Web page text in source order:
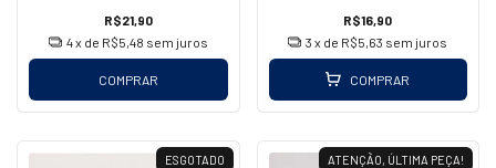
R$21,90
4x de R$5,48 sem juros
COMPRAR
R$16,90
3 x de R$5,63 sem juros
COMPRAR
ESGOTADO ATENÇÃO, ÚLTIMA PEÇA!